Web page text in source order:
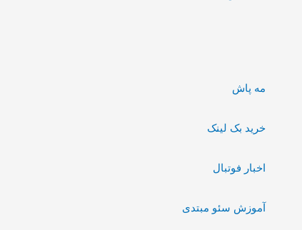
مه پاش
خرید بک لینک
اخبار فوتبال
آموزش سئو مبتدی